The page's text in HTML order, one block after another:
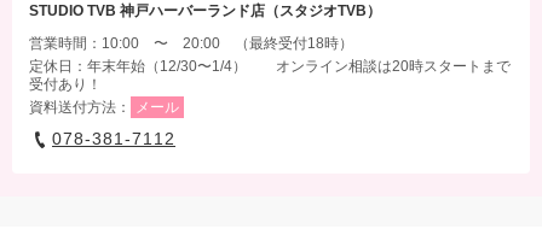
STUDIO TVB 神戸ハーバーランド店（スタジオTVB）
営業時間：10:00 〜 20:00 （最終受付18時）
定休日：年末年始（12/30〜1/4） オンライン相談は20時スタートまで
受付あり！
資料送付方法：
メール
078-381-7112